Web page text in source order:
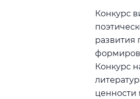
Конкурс
развития
Конкурс
ценности